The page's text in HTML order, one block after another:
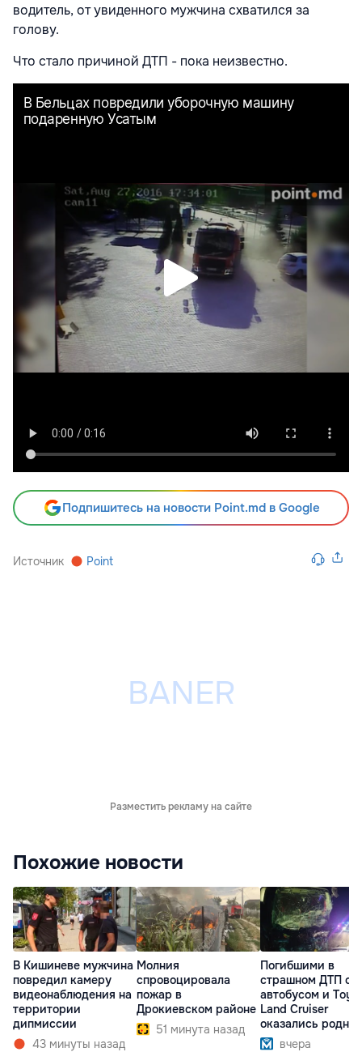
водитель, от увиденного мужчина схватился за
голову.
Что стало причиной ДТП - пока неизвестно.
Подпишитесь на новости Point.md в Google
Источник Point
Разместить рекламу на сайте
Похожие новости
В Кишиневе мужчина
повредил камеру
видеонаблюдения на
территории
дипмиссии
43 минуты назад
Молния
спровоцировала
пожар в
Дрокиевском районе
51 минута назад
Погибшими в
страшном ДТП с
автобусом и
Land Cruiser
оказались
братьявчера